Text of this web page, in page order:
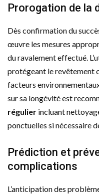
Prorogation de la
Dès confirmation du
œuvre les mesures
du ravalement effectué.
protégeant le revêtement
facteurs
sur sa longévité est
régulier incluant
ponctuelles si nécessaire
Prédiction et
complications
L’anticipation des